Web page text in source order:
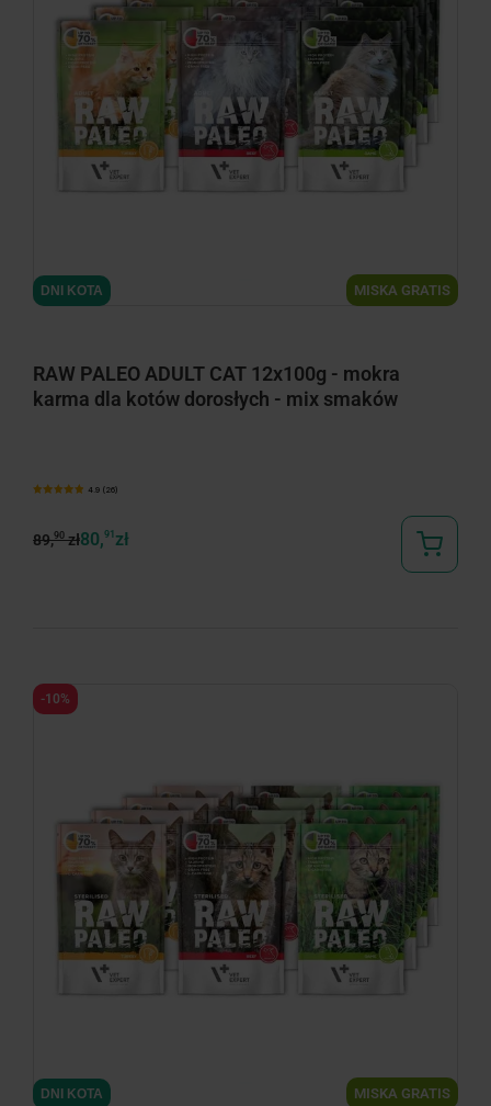
MISKA GRATIS
DNI KOTA
RAW PALEO ADULT CAT 12x100g - mokra
karma dla kotów dorosłych - mix smaków
4.9 (26)
89,90zł80,91 zł
MISKA GRATIS
DNI KOTA
-10%